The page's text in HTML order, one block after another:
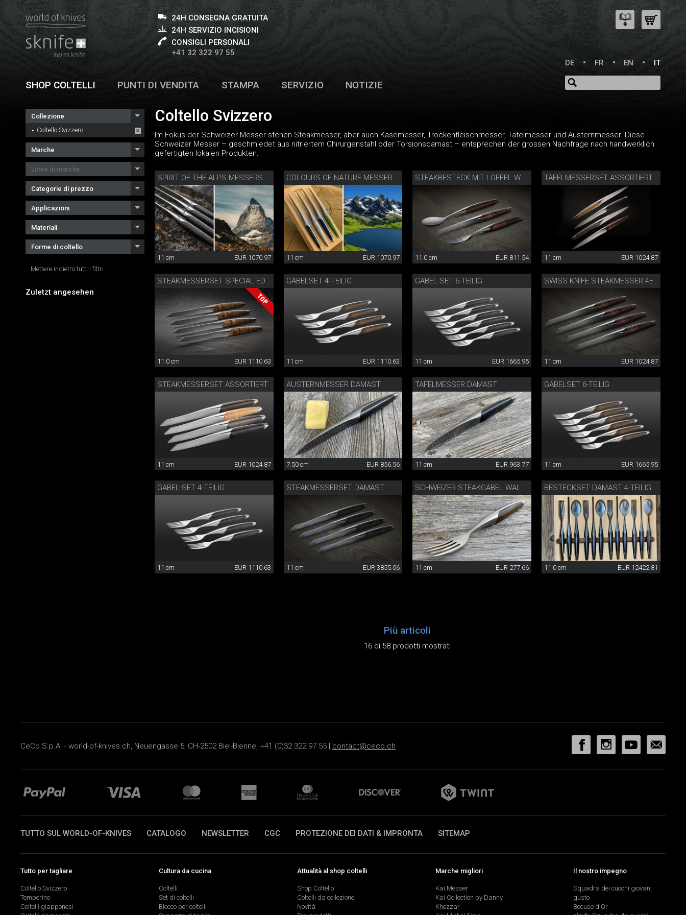
24H CONSEGNA GRATUITA
24H SERVIZIO INCISIONI
CONSIGLI PERSONALI
+41 32 322 97 55
DE
FR EN IT
SHOP COLTELLI PUNTI DI VENDITA STAMPA SERVIZIO NOTIZIE
Collezione
Coltello Svizzero
Marche
Linee di marche
Categorie di prezzo
Applicazioni
Materiali
Forme di coltello
Mettere indietro tutti i filtri
Zuletzt angesehen
Coltello Svizzero
Im Fokus der Schweizer Messer stehen Steakmesser, aber auch Käsemesser, Trockenfleischmesser, Tafelmesser und Austernmesser. Diese
Schweizer Messer – geschmiedet aus nitriertem Chirurgenstahl oder Torsionsdamast – entsprechen der grossen Nachfrage nach handwerklich
gefertigten lokalen Produkten.
SPIRIT OF THE ALPS MESSERSET
11 cm EUR 1070.97
COLOURS OF NATURE MESSERSET
11 cm EUR 1070.97
STEAKBESTECK MIT LÖFFEL WALNUSS
11.0 cm EUR 811.54
TAFELMESSERSET ASSORTIERT
11 cm EUR 1024.87
STEAKMESSERSET SPECIAL EDITION
11.0 cm EUR 1110.63
GABELSET 4-TEILIG
11 cm EUR 1110.63
GABEL-SET 6-TEILIG
11 cm EUR 1665.95
SWISS KNIFE STEAKMESSER 4ER SET
11 cm EUR 1024.87
STEAKMESSERSET ASSORTIERT
11 cm EUR 1024.87
AUSTERNMESSER DAMAST
7.50 cm EUR 856.56
TAFELMESSER DAMAST
11 cm EUR 963.77
GABELSET 6-TEILIG
11 cm EUR 1665.95
GABEL-SET 4-TEILIG
11 cm EUR 1110.63
STEAKMESSERSET DAMAST
11 cm EUR 3855.06
SCHWEIZER STEAKGABEL WALNUSS
11 cm EUR 277.66
BESTECKSET DAMAST 4-TEILIG
11.0 cm EUR 12422.81
Più articoli
16 di 58 prodotti mostrati
CeCo S.p.A. - world-of-knives.ch, Neuengasse 5, CH-2502 Biel-Bienne, +41 (0)32 322 97 55 | contact@ceco.ch
TUTTO SUL WORLD-OF-KNIVES CATALOGO NEWSLETTER CGC PROTEZIONE DEI DATI & IMPRONTA SITEMAP
Tutto per tagliare
Coltello Svizzero
Temperino
Coltelli giapponesi
Cultura da cucina
Coltelli
Set di coltelli
Blocco per coltelli
Attualità al shop coltelli
Shop Coltello
Coltelli da collezione
Novità
Marche migliori
Kai Messer
Kai Collection by Danny
Khezzar
Il nostro impegno
Squadra dei cuochi giovani
gusto
Bocuse d'Or